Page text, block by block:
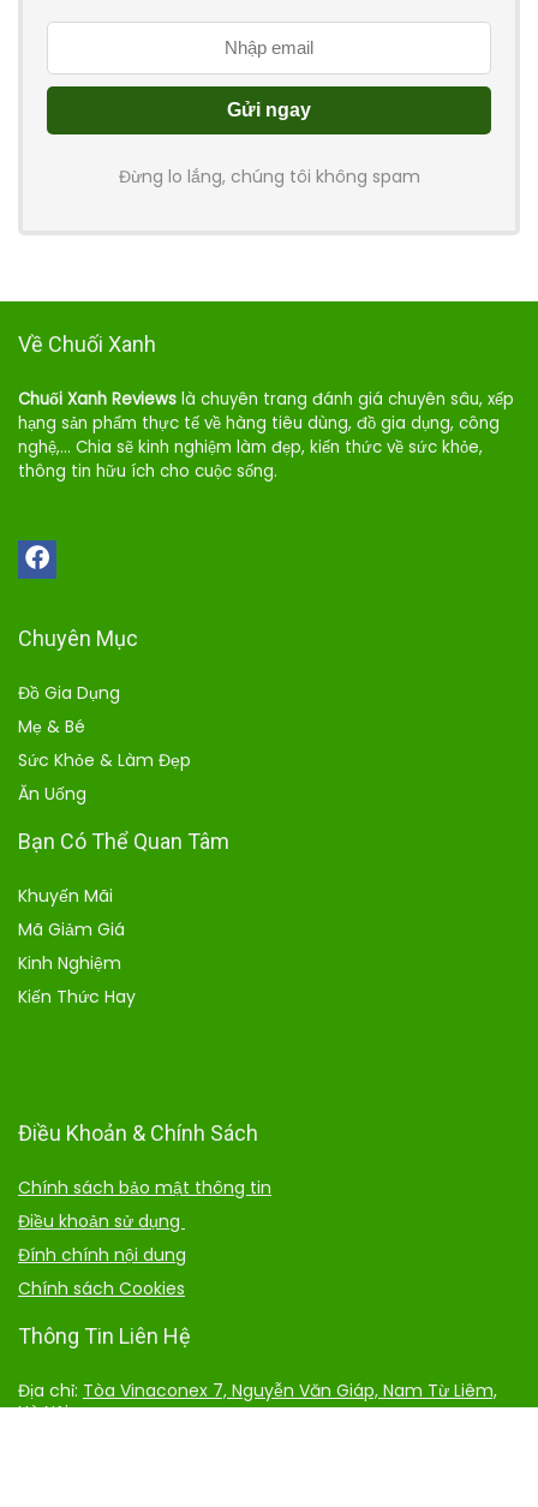
Đừng lo lắng, chúng tôi không spam
Về Chuối Xanh
Chuối Xanh Reviews là chuyên trang đánh giá chuyên sâu, xếp
hạng sản phẩm thực tế về hàng tiêu dùng, đồ gia dụng, công
nghệ,… Chia sẽ kinh nghiệm làm đẹp, kiến thức về sức khỏe,
thông tin hữu ích cho cuộc sống.
Chuyên Mục
Đồ Gia Dụng
Mẹ & Bé
Sức Khỏe & Làm Đẹp
Ăn Uống
Bạn Có Thể Quan Tâm
Khuyến Mãi
Mã Giảm Giá
Kinh Nghiệm
Kiến Thức Hay
Điều Khoản & Chính Sách
Chính sách bảo mật thông tin
Điều khoản sử dụng
Đính chính nội dung
Chính sách Cookies
Thông Tin Liên Hệ
Địa chỉ: Tòa Vinaconex 7, Nguyễn Văn Giáp, Nam Từ Liêm,
Hà Nội